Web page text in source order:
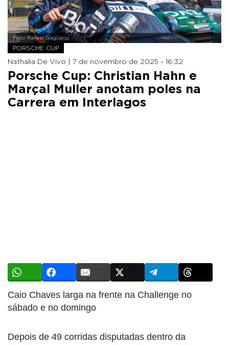
Foto: Rafael Gagliano
PORSCHE CUP
Nathalia De Vivo | 7 de novembro de 2025 - 16:32
Porsche Cup: Christian Hahn e
Marçal Muller anotam poles na
Carrera em Interlagos
Caio Chaves larga na frente na Challenge no
sábado e no domingo
Depois de 49 corridas disputadas dentro da